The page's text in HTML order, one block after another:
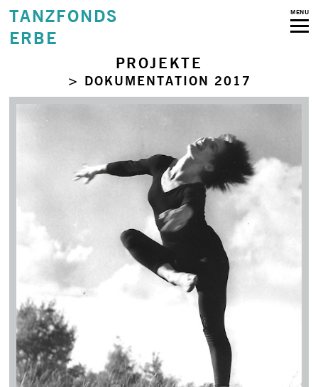
TANZFONDS
ERBE
MENU
PROJEKTE
> DOKUMENTATION 2017